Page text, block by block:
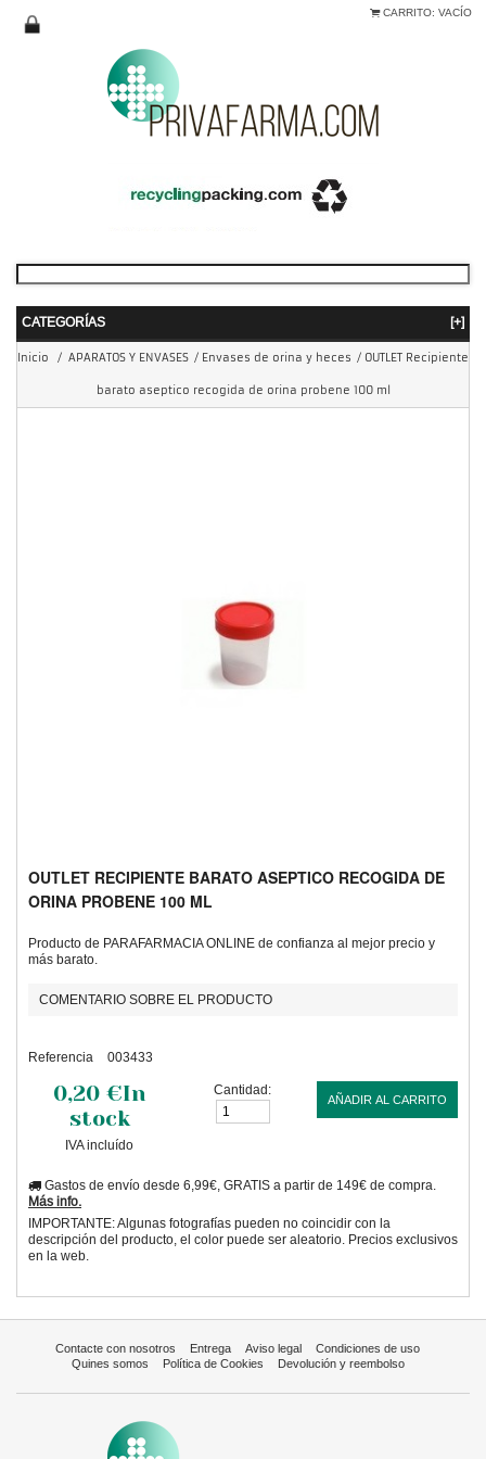
CARRITO: VACÍO
CATEGORÍAS [+]
Inicio / APARATOS Y ENVASES / Envases de orina y heces / OUTLET Recipiente
barato aseptico recogida de orina probene 100 ml
OUTLET RECIPIENTE BARATO ASEPTICO RECOGIDA DE
ORINA PROBENE 100 ML
Producto de PARAFARMACIA ONLINE de confianza al mejor precio y
más barato.
COMENTARIO SOBRE EL PRODUCTO
Referencia 003433
0,20 €In
stock
IVA incluído
Cantidad:
AÑADIR AL CARRITO
Gastos de envío desde 6,99€, GRATIS a partir de 149€ de compra.
Más info.
IMPORTANTE: Algunas fotografías pueden no coincidir con la
descripción del producto, el color puede ser aleatorio. Precios exclusivos
en la web.
Contacte con nosotros Entrega Aviso legal
Condiciones de uso
Quines somos
Política de Cookies Devolución y reembolso